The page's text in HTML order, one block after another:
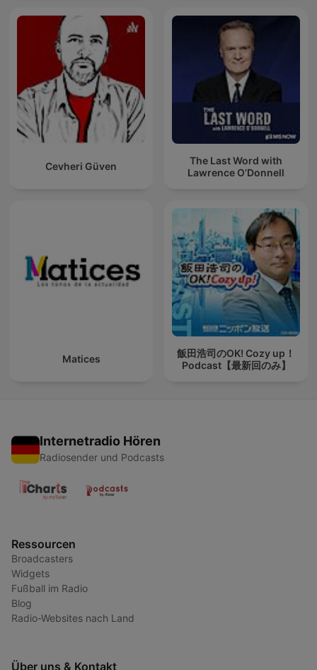
Cevheri Güven
The Last Word with
Lawrence O’Donnell
Matices
飯田浩司のOK! Cozy up！
Podcast【最新回のみ】
Internetradio Hören
Radiosender und Podcasts
Ressourcen
Broadcasters
Widgets
Fußball im Radio
Blog
Radio-Websites nach Land
Über uns & Kontakt